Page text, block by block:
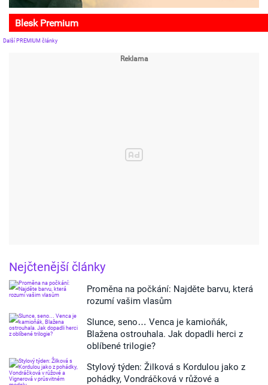
Blesk Premium
Další PREMIUM články
Nejčtenější články
Proměna na počkání: Najděte barvu, která
rozumí vašim vlasům
Slunce, seno… Venca je kamioňák,
Blažena ostrouhala. Jak dopadli herci z
oblíbené trilogie?
Stylový týden: Žilková s Kordulou jako z
pohádky, Vondráčková v růžové a